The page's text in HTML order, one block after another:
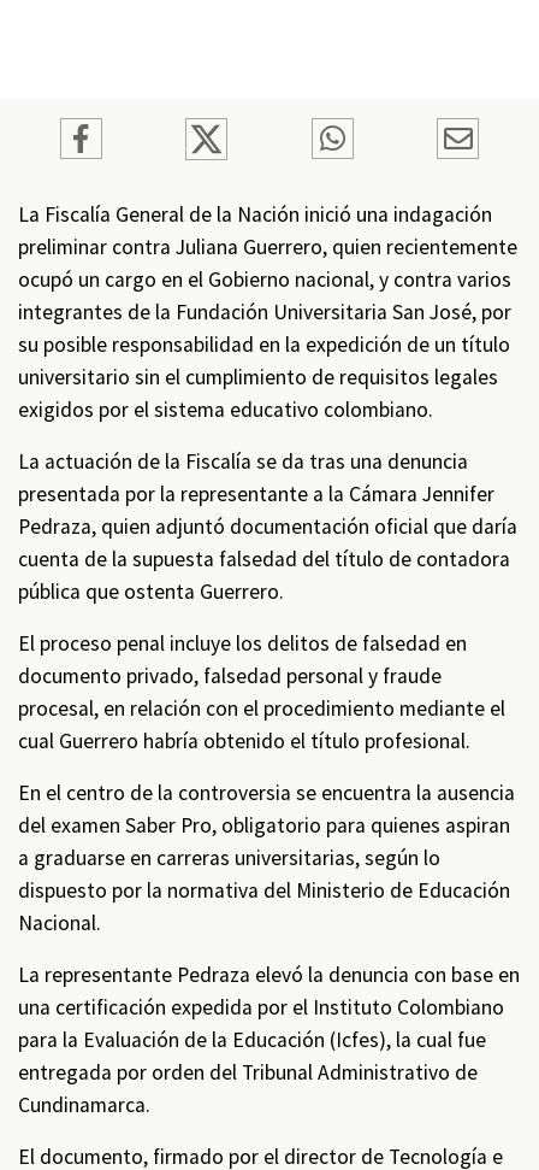
La Fiscalía General de la Nación inició una indagación
preliminar contra Juliana Guerrero, quien recientemente
ocupó un cargo en el Gobierno nacional, y contra varios
integrantes de la Fundación Universitaria San José, por
su posible responsabilidad en la expedición de un título
universitario sin el cumplimiento de requisitos legales
exigidos por el sistema educativo colombiano.
La actuación de la Fiscalía se da tras una denuncia
presentada por la representante a la Cámara Jennifer
Pedraza, quien adjuntó documentación oficial que daría
cuenta de la supuesta falsedad del título de contadora
pública que ostenta Guerrero.
El proceso penal incluye los delitos de falsedad en
documento privado, falsedad personal y fraude
procesal, en relación con el procedimiento mediante el
cual Guerrero habría obtenido el título profesional.
En el centro de la controversia se encuentra la ausencia
del examen Saber Pro, obligatorio para quienes aspiran
a graduarse en carreras universitarias, según lo
dispuesto por la normativa del Ministerio de Educación
Nacional.
La representante Pedraza elevó la denuncia con base en
una certificación expedida por el Instituto Colombiano
para la Evaluación de la Educación (Icfes), la cual fue
entregada por orden del Tribunal Administrativo de
Cundinamarca.
El documento, firmado por el director de Tecnología e